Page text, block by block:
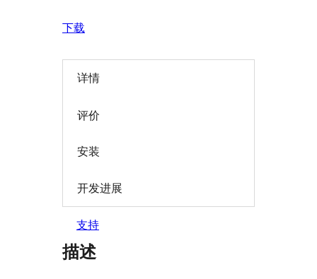
下载
详情
评价
安装
开发进展
支持
描述